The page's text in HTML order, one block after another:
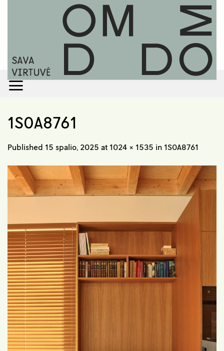
1S0A8761
Published 15 spalio, 2025 at 1024 × 1535 in 1S0A8761